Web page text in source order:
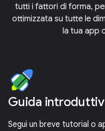
tutti i fattori di forma,
ottimizzata su tutte le
la tua app
Guida
Segui un breve tutorial o